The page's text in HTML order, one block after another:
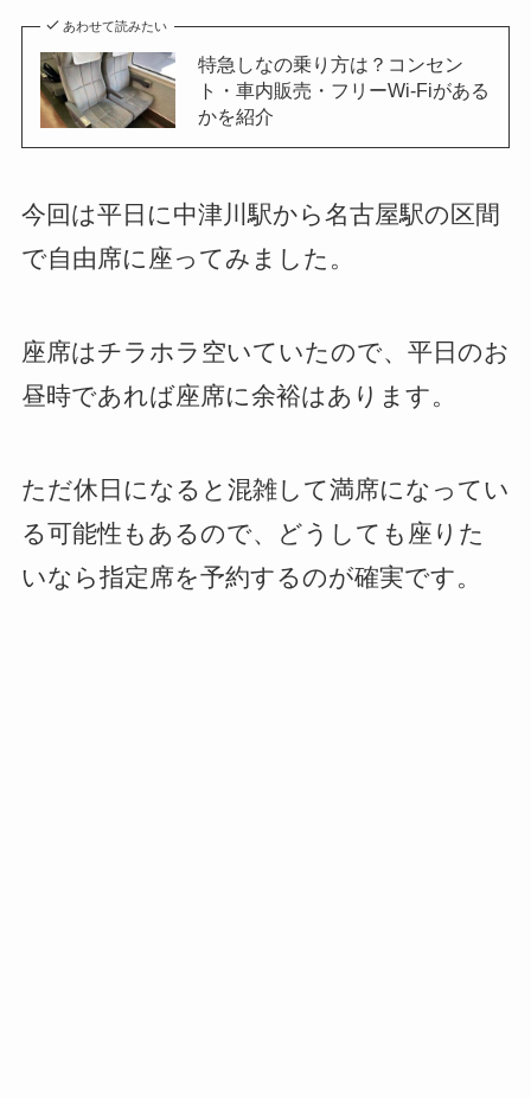
あわせて読みたい
特急しなの乗り方は？コンセン
ト・車内販売・フリーWi-Fiがある
かを紹介
今回は平日に中津川駅から名古屋駅の区間
で自由席に座ってみました。
座席はチラホラ空いていたので、平日のお
昼時であれば座席に余裕はあります。
ただ休日になると混雑して満席になってい
る可能性もあるので、どうしても座りた
いなら指定席を予約するのが確実です。